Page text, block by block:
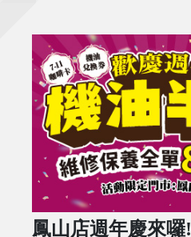
鳳山店週年慶來囉!